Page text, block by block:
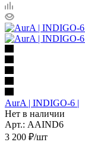
AurA | INDIGO-6 |
Нет в наличии
Арт.: AAIND6
3 200 ₽/шт